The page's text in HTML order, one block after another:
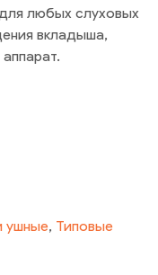
любых слуховых
вкладыша,
ушные, Типовые